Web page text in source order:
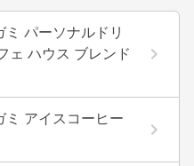
パーソナルドリ
ェ ハウス ブレンド
ミ アイスコーヒー